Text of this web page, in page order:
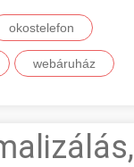
okostelefon
webáruház